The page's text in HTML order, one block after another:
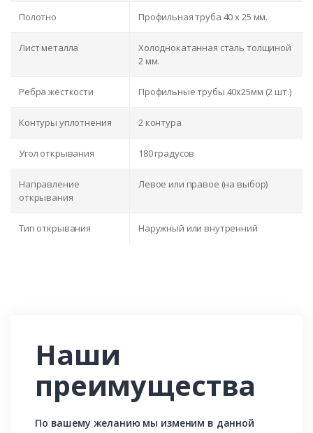
Полотно Профильная труба 40 х 25 мм.
Лист металла
Холоднокатанная сталь толщиной
2 мм.
Ребра жёсткости Профильные трубы 40х25мм (2 шт.)
Контуры уплотнения 2 контура
Угол открывания 180 градусов
Направление
открывания
Левое или правое (на выбор)
Тип открывания Наружный или внутренний
Наши
преимущества
По вашему желанию мы изменим в данной